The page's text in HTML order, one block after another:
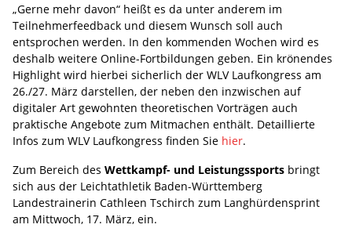
„Gerne mehr davon“ heißt es da unter anderem im
Teilnehmerfeedback und diesem Wunsch soll auch
entsprochen werden. In den kommenden Wochen wird es
deshalb weitere Online-Fortbildungen geben. Ein krönendes
Highlight wird hierbei sicherlich der WLV Laufkongress am
26./27. März darstellen, der neben den inzwischen auf
digitaler Art gewohnten theoretischen Vorträgen auch
praktische Angebote zum Mitmachen enthält. Detaillierte
Infos zum WLV Laufkongress finden Sie hier.
Zum Bereich des Wettkampf- und Leistungssports bringt
sich aus der Leichtathletik Baden-Württemberg
Landestrainerin Cathleen Tschirch zum Langhürdensprint
am Mittwoch, 17. März, ein.